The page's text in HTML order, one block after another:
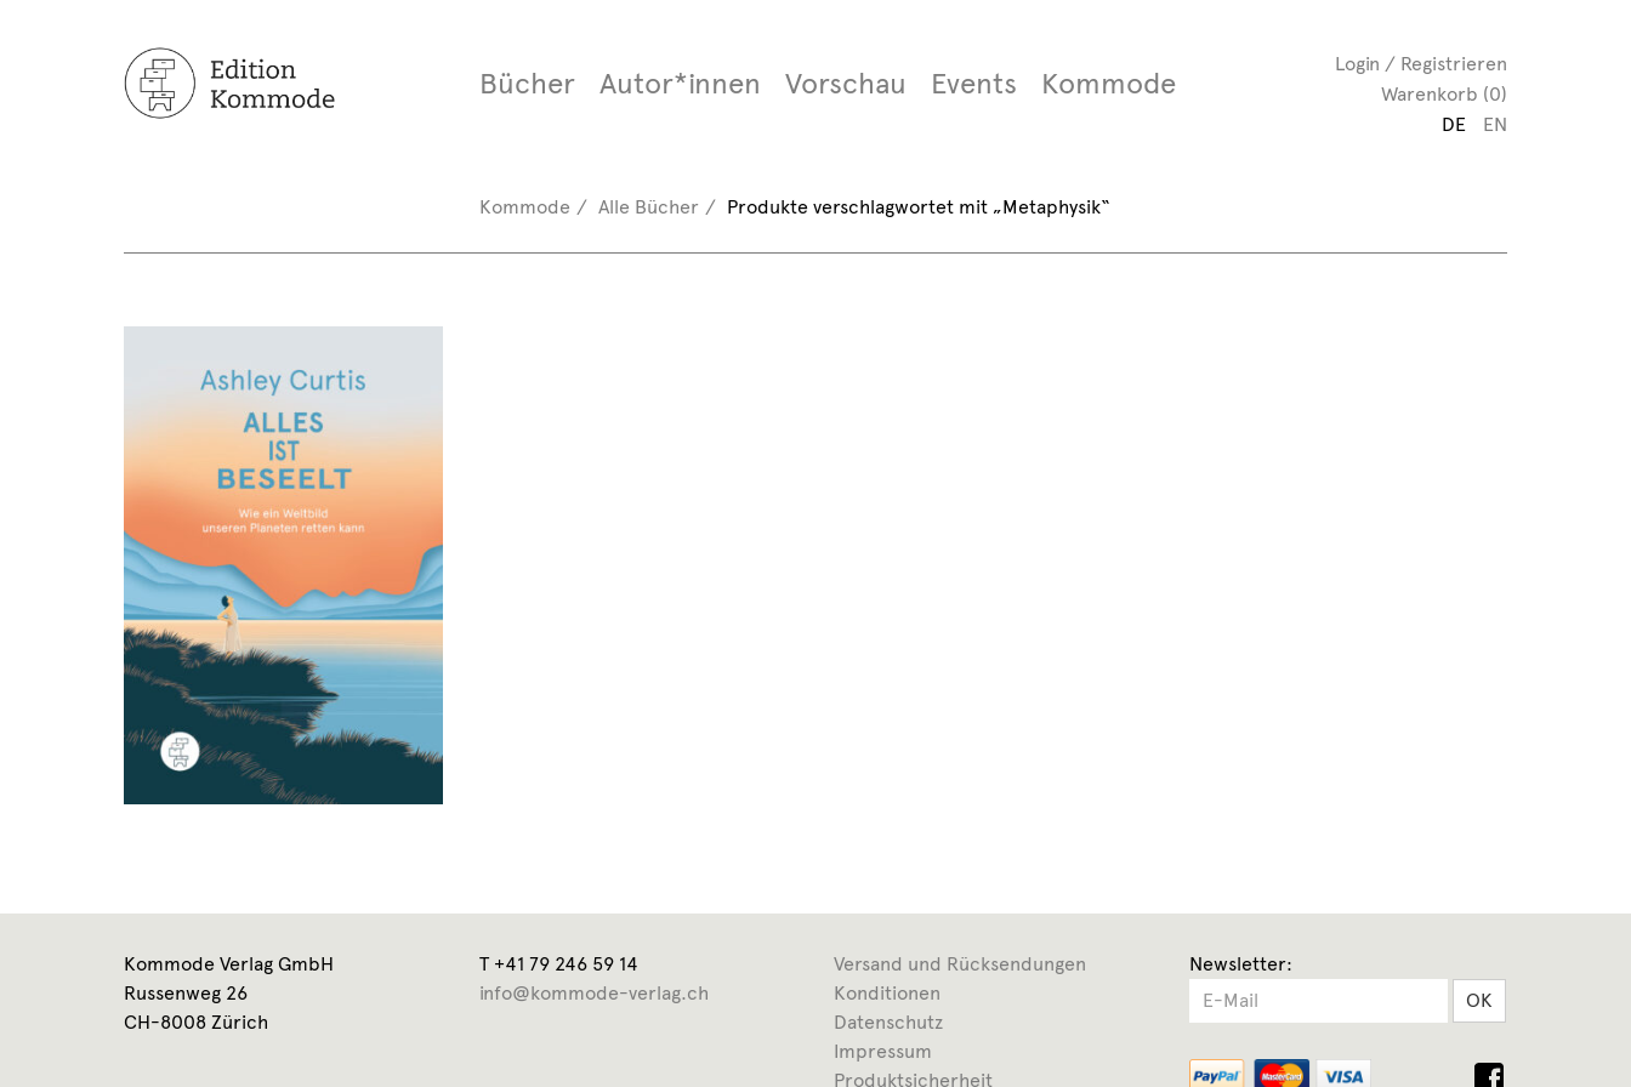
Bücher Autor*innen Vorschau Events Kommode
Login / Registrieren
Warenkorb (0)
DE
EN
Kommode Alle Bücher Produkte verschlagwortet mit „Metaphysik“
Kommode Verlag GmbH
Russenweg 26
CH-8008 Zürich
T +41 79 246 59 14
info@kommode-verlag.ch
Versand und Rücksendungen
Konditionen
Datenschutz
Impressum
Produktsicherheit
Newsletter:
OK